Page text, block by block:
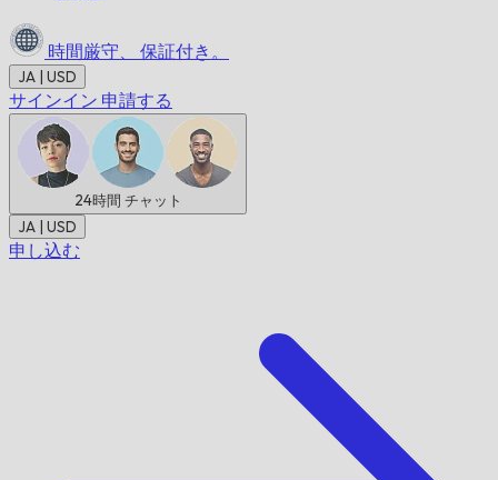
時間厳守、 保証付き。
JA | USD
サインイン 申請する
24時間 チャット
JA | USD
申し込む